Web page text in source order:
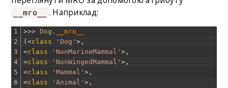
__mro__ . Наприклад:
1
2
3
4
5
6
>>> Dog .
__mro__
(<class 'Dog'> ,
<class 'NonMarineMammal'> ,
<class 'NonWingedMammal'> ,
<class 'Mammal'> ,
<class 'Animal'> ,